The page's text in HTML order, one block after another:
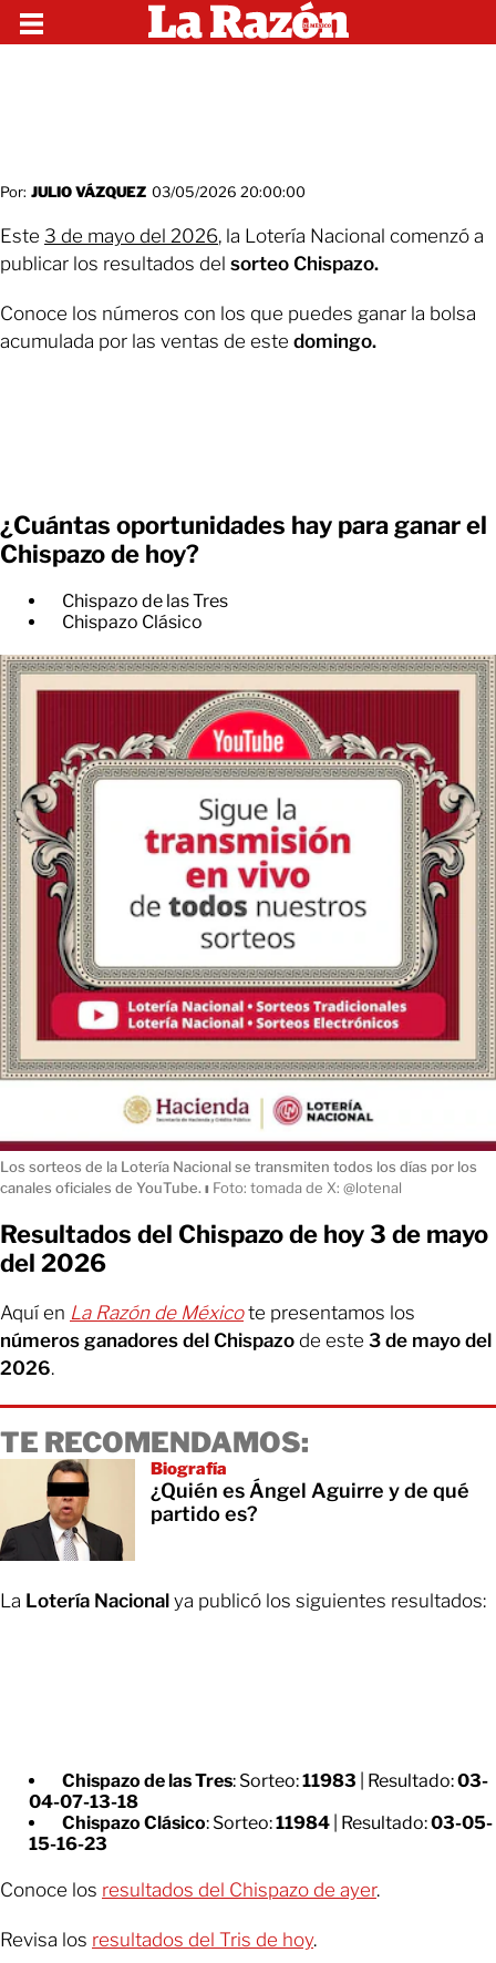
Por: JULIO VÁZQUEZ 03/05/2026 20:00:00
Este 3 de mayo del 2026, la Lotería Nacional comenzó a
publicar los resultados del sorteo Chispazo.
Conoce los números con los que puedes ganar la bolsa
acumulada por las ventas de este domingo.
¿Cuántas oportunidades hay para ganar el
Chispazo de hoy?
Chispazo de las Tres
Chispazo Clásico
Los sorteos de la Lotería Nacional se transmiten todos los días por los
canales oficiales de YouTube. ı Foto: tomada de X: @lotenal
Resultados del Chispazo de hoy 3 de mayo
del 2026
Aquí en La Razón de México te presentamos los
números ganadores del Chispazo de este 3 de mayo del
2026.
TE RECOMENDAMOS:
Biografía
¿Quién es Ángel Aguirre y de qué
partido es?
La Lotería Nacional ya publicó los siguientes resultados:
Chispazo de las Tres: Sorteo:11983 | Resultado:03-
04-07-13-18
Chispazo Clásico: Sorteo:11984 | Resultado:03-05-
15-16-23
Conoce los resultados del Chispazo de ayer.
Revisa los resultados del Tris de hoy.